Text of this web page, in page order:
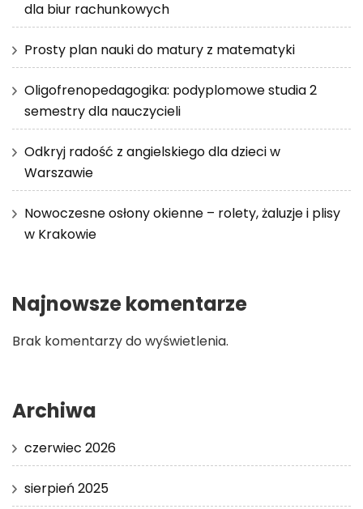
dla biur rachunkowych
Prosty plan nauki do matury z matematyki
Oligofrenopedagogika: podyplomowe studia 2
semestry dla nauczycieli
Odkryj radość z angielskiego dla dzieci w
Warszawie
Nowoczesne osłony okienne – rolety, żaluzje i plisy
w Krakowie
Najnowsze komentarze
Brak komentarzy do wyświetlenia.
Archiwa
czerwiec 2026
sierpień 2025